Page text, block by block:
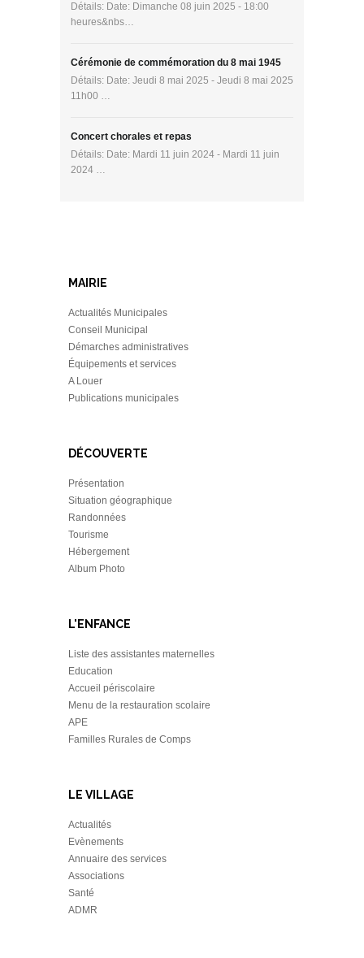
Détails: Date: Dimanche 08 juin 2025 - 18:00
heures&nbs…
Cérémonie de commémoration du 8 mai 1945
Détails: Date: Jeudi 8 mai 2025 - Jeudi 8 mai 2025
11h00 …
Concert chorales et repas
Détails: Date: Mardi 11 juin 2024 - Mardi 11 juin
2024 …
MAIRIE
Actualités Municipales
Conseil Municipal
Démarches administratives
Équipements et services
A Louer
Publications municipales
DÉCOUVERTE
Présentation
Situation géographique
Randonnées
Tourisme
Hébergement
Album Photo
L'ENFANCE
Liste des assistantes maternelles
Education
Accueil périscolaire
Menu de la restauration scolaire
APE
Familles Rurales de Comps
LE VILLAGE
Actualités
Evènements
Annuaire des services
Associations
Santé
ADMR